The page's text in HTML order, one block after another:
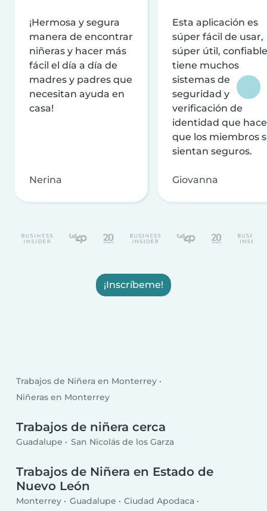
¡Hermosa y segura
manera de encontrar
niñeras y hacer más
fácil el día a día de
madres y padres que
necesitan ayuda en
casa!
Nerina
Esta aplicación es
súper fácil de usar,
súper útil,
tiene muchos
sistemas de
seguridad y
verificación de
identidad que
que los miembros
sientan seguros.
Giovanna
¡Inscríbeme!
Trabajos de Niñera en Monterrey
Niñeras en Monterrey
Trabajos de niñera cerca
Guadalupe San Nicolás de los Garza
Trabajos de Niñera en Estado de
Nuevo León
Monterrey Guadalupe
Ciudad Apodaca